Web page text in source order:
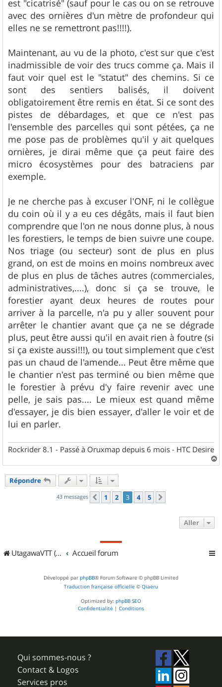
est "cicatrisé" (sauf pour le cas ou on se retrouve
avec des ornières d'un mètre de profondeur qui
elles ne se remettront pas!!!!).
Maintenant, au vu de la photo, c'est sur que c'est
inadmissible de voir des trucs comme ça. Mais il
faut voir quel est le "statut" des chemins. Si ce
sont des sentiers balisés, il doivent
obligatoirement être remis en état. Si ce sont des
pistes de débardages, et que ce n'est pas
l'ensemble des parcelles qui sont pétées, ça ne
me pose pas de problèmes qu'il y ait quelques
ornières, je dirai même que ça peut faire des
micro écosystèmes pour des batraciens par
exemple.
Je ne cherche pas à excuser l'ONF, ni le collègue
du coin où il y a eu ces dégâts, mais il faut bien
comprendre que l'on ne nous donne plus, à nous
les forestiers, le temps de bien suivre une coupe.
Nos triage (ou secteur) sont de plus en plus
grand, on est de moins en moins nombreux avec
de plus en plus de tâches autres (commerciales,
administratives,....), donc si ça se trouve, le
forestier ayant deux heures de routes pour
arriver à la parcelle, n'a pu y aller souvent pour
arrêter le chantier avant que ça ne se dégrade
plus, peut être aussi qu'il en avait rien à foutre (si
si ça existe aussi!!!), ou tout simplement que c'est
pas un chaud de l'amende... Peut être même que
le chantier n'est pas terminé ou bien même que
le forestier à prévu d'y faire revenir avec une
pelle, je sais pas.... Le mieux est quand même
d'essayer, je dis bien essayer, d'aller le voir et de
lui en parler.
Rockrider 8.1 - Passé à Oruxmap depuis 6 mois - HTC Desire
a
Répondre
43 messages Précédent
1 2 3 4 5
Aller
UtagawaVTT (Randos VTT et VTTAE avec traces GPS) Accueil forum
Développé par phpBB® Forum Software © phpBB Limited
Traduction française officielle © Qiaeru
Optimized by: phpBB SEO
Confidentialité | Conditions
Qui sommes-nous ?
Contact & Logos
Services pros